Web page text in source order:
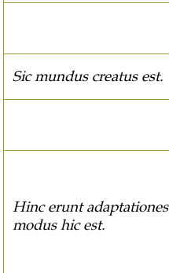
Sic mundus creatus est.
Hinc erunt
modus hic est.